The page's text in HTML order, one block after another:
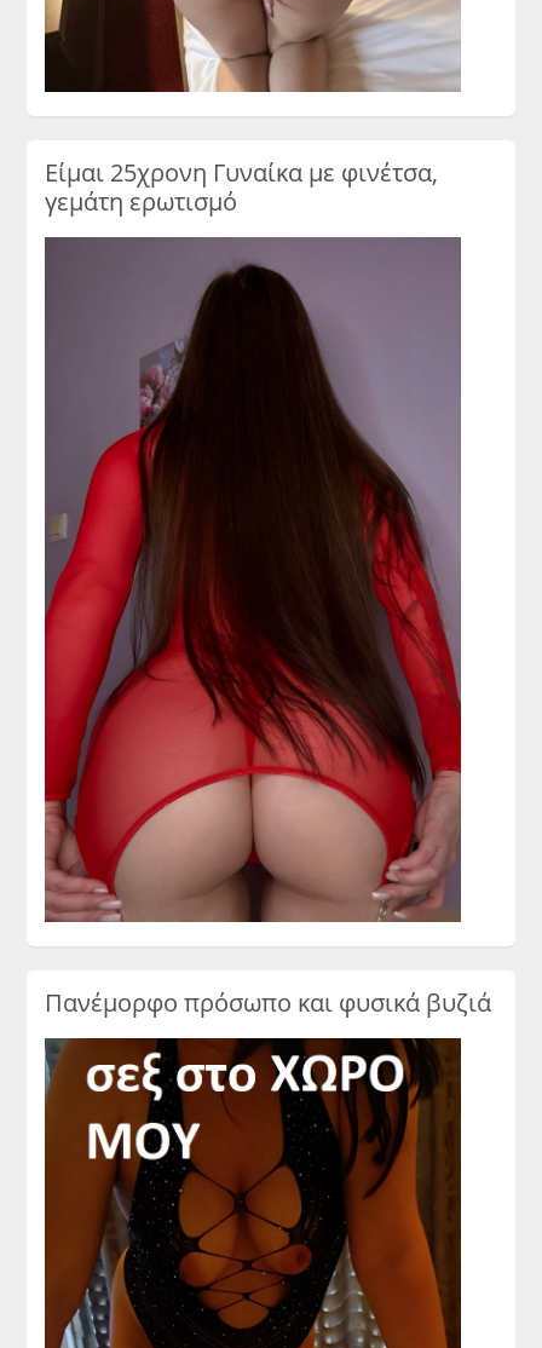
Είμαι 25χρονη Γυναίκα με φινέτσα,
γεμάτη ερωτισμό
Πανέμορφο πρόσωπο και φυσικά βυζιά